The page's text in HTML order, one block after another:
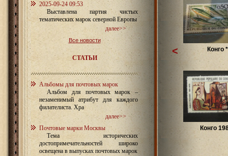
2025-09-24 09:53
Выставлена партия чистых
тематических марок северной Европы
далее>>
Все новости
СТАТЬИ
Альбомы для почтовых марок
Альбом для почтовых марок –
незаменимый атрибут для каждого
филателиста. Хра
далее>>
Почтовые марки Москвы
Тема исторических
достопримечательностей широко
освещена в выпусках почтовых марок
Конго *
Конго
<